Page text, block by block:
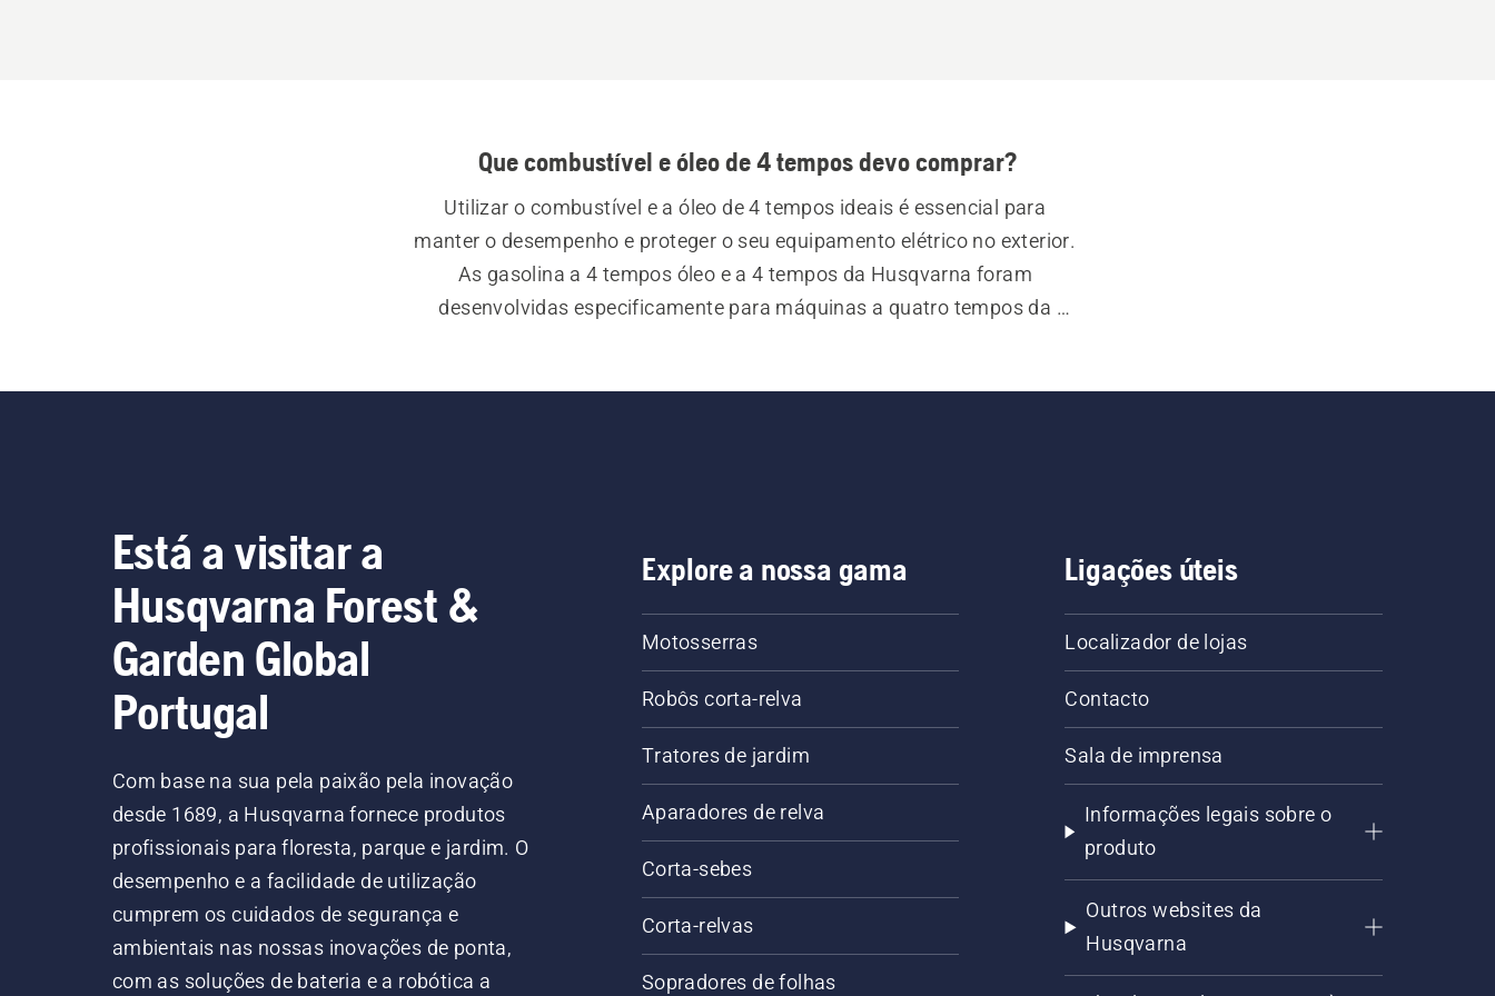
Que combustível e óleo de 4 tempos devo comprar?
Utilizar o combustível e a óleo de 4 tempos ideais é essencial para
manter o desempenho e proteger o seu equipamento elétrico no exterior.
As gasolina a 4 tempos óleo e a 4 tempos da Husqvarna foram
desenvolvidas especificamente para máquinas a quatro tempos da
Está a visitar a
Husqvarna Forest &
Garden Global
Portugal
Com base na sua pela paixão pela inovação
desde 1689, a Husqvarna fornece produtos
profissionais para floresta, parque e jardim. O
desempenho e a facilidade de utilização
cumprem os cuidados de segurança e
ambientais nas nossas inovações de ponta,
com as soluções de bateria e a robótica a
Explore a nossa gama
Motosserras
Robôs corta-relva
Tratores de jardim
Aparadores de relva
Corta-sebes
Corta-relvas
Sopradores de folhas
Ligações úteis
Localizador de lojas
Contacto
Sala de imprensa
Informações legais sobre o
produto
Outros websites da
Husqvarna